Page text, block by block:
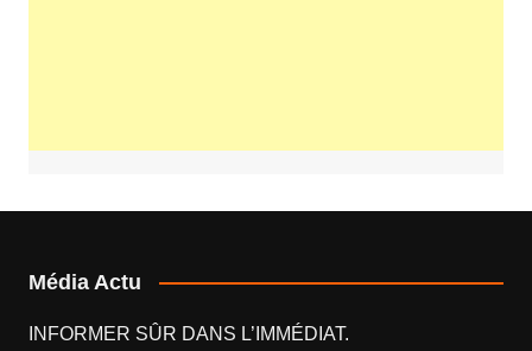
Média Actu
INFORMER SÛR DANS L’IMMÉDIAT.